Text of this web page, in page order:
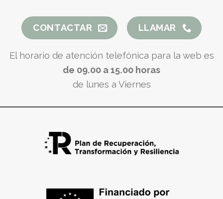
CONTACTAR LLAMAR
El horario de atención telefónica para la web es
de 09.00 a 15.00 horas
de lunes a Viernes